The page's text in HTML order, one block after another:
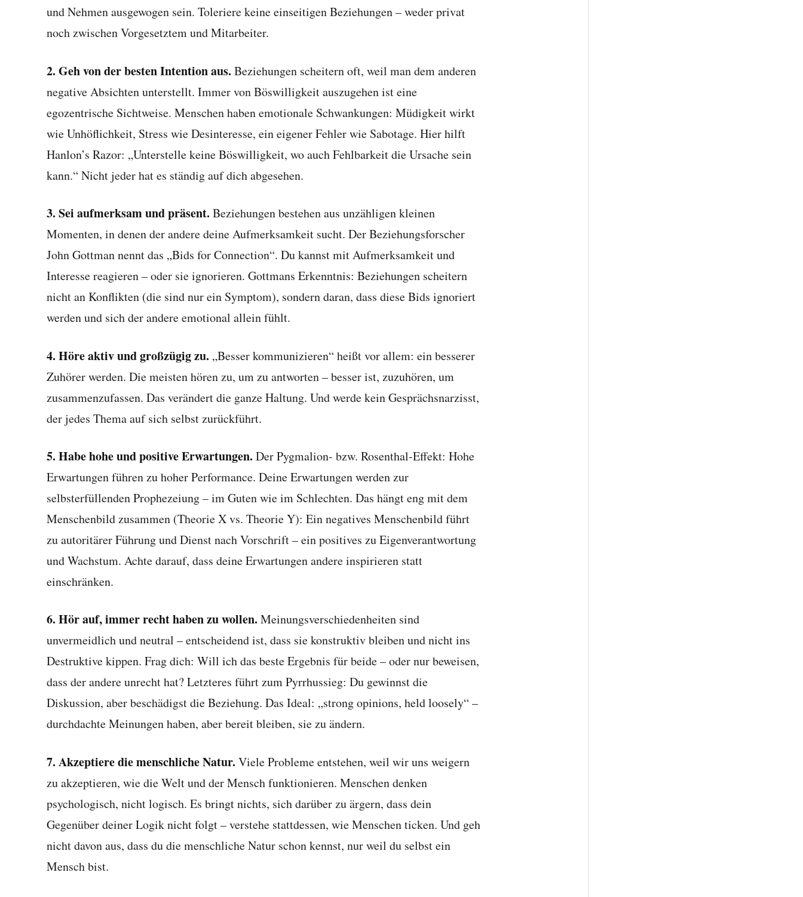
und Nehmen ausgewogen sein. Toleriere keine einseitigen Beziehungen – weder privat
noch zwischen Vorgesetztem und Mitarbeiter.
2. Geh von der besten Intention aus. Beziehungen scheitern oft, weil man dem anderen
negative Absichten unterstellt. Immer von Böswilligkeit auszugehen ist eine
egozentrische Sichtweise. Menschen haben emotionale Schwankungen: Müdigkeit wirkt
wie Unhöflichkeit, Stress wie Desinteresse, ein eigener Fehler wie Sabotage. Hier hilft
Hanlon’s Razor: „Unterstelle keine Böswilligkeit, wo auch Fehlbarkeit die Ursache sein
kann.“ Nicht jeder hat es ständig auf dich abgesehen.
3. Sei aufmerksam und präsent. Beziehungen bestehen aus unzähligen kleinen
Momenten, in denen der andere deine Aufmerksamkeit sucht. Der Beziehungsforscher
John Gottman nennt das „Bids for Connection“. Du kannst mit Aufmerksamkeit und
Interesse reagieren – oder sie ignorieren. Gottmans Erkenntnis: Beziehungen scheitern
nicht an Konflikten (die sind nur ein Symptom), sondern daran, dass diese Bids ignoriert
werden und sich der andere emotional allein fühlt.
4. Höre aktiv und großzügig zu. „Besser kommunizieren“ heißt vor allem: ein besserer
Zuhörer werden. Die meisten hören zu, um zu antworten – besser ist, zuzuhören, um
zusammenzufassen. Das verändert die ganze Haltung. Und werde kein Gesprächsnarzisst,
der jedes Thema auf sich selbst zurückführt.
5. Habe hohe und positive Erwartungen. Der Pygmalion- bzw. Rosenthal-Effekt: Hohe
Erwartungen führen zu hoher Performance. Deine Erwartungen werden zur
selbsterfüllenden Prophezeiung – im Guten wie im Schlechten. Das hängt eng mit dem
Menschenbild zusammen (Theorie X vs. Theorie Y): Ein negatives Menschenbild führt
zu autoritärer Führung und Dienst nach Vorschrift – ein positives zu Eigenverantwortung
und Wachstum. Achte darauf, dass deine Erwartungen andere inspirieren statt
einschränken.
6. Hör auf, immer recht haben zu wollen. Meinungsverschiedenheiten sind
unvermeidlich und neutral – entscheidend ist, dass sie konstruktiv bleiben und nicht ins
Destruktive kippen. Frag dich: Will ich das beste Ergebnis für beide – oder nur beweisen,
dass der andere unrecht hat? Letzteres führt zum Pyrrhussieg: Du gewinnst die
Diskussion, aber beschädigst die Beziehung. Das Ideal: „strong opinions, held loosely“ –
durchdachte Meinungen haben, aber bereit bleiben, sie zu ändern.
7. Akzeptiere die menschliche Natur. Viele Probleme entstehen, weil wir uns weigern
zu akzeptieren, wie die Welt und der Mensch funktionieren. Menschen denken
psychologisch, nicht logisch. Es bringt nichts, sich darüber zu ärgern, dass dein
Gegenüber deiner Logik nicht folgt – verstehe stattdessen, wie Menschen ticken. Und geh
nicht davon aus, dass du die menschliche Natur schon kennst, nur weil du selbst ein
Mensch bist.